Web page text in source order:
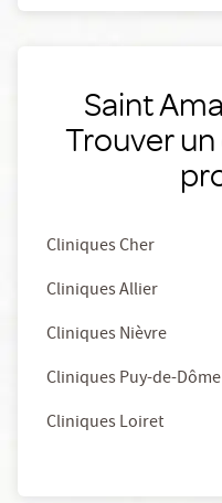
Saint
Trouver
Cliniques Cher
Cliniques Allier
Cliniques Nièvre
Cliniques Puy-de-Dôme
Cliniques Loiret